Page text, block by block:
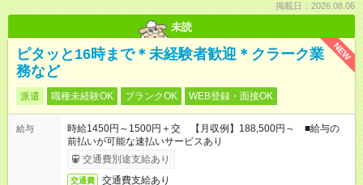
掲載日：2026.08.06
未読
NEW
ピタッと16時まで＊未経験者歓迎＊クラーク業
務など
派遣 職種未経験OK ブランクOK WEB登録・面接OK
給与
時給1450円～1500円＋交 【月収例】188,500円～ ■給与の
前払いが可能な速払いサービスあり
交通費別途支給あり
交通費 交通費支給あり